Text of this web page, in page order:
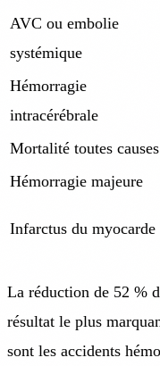
AVC ou embolie
systémique
Hémorragie
intracérébrale
Mortalité toutes causes
Hémorragie majeure
Infarctus du myocarde
La réduction de 52 %
résultat le plus
sont les accidents